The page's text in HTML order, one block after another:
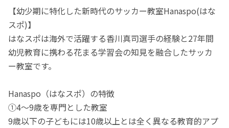
【幼少期に特化した新時代のサッカー教室Hanaspo(はな
スポ)】
はなスポは海外で活躍する香川真司選手の経験と27年間
幼児教育に携わる花まる学習会の知見を融合したサッカ
ー教室です。
Hanaspo（はなスポ）の特徴
①4〜9歳を専門とした教室
9歳以下の子どもには10歳以上とは全く異なる教育的アプ